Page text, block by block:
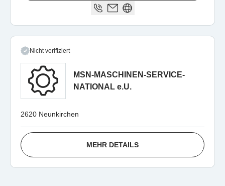
Nicht verifiziert
MSN-MASCHINEN-SERVICE-
NATIONAL e.U.
2620 Neunkirchen
MEHR DETAILS